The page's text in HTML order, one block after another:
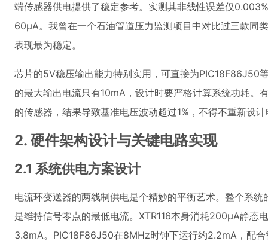
端传感器供电提供了稳定参考。实测其非线性误差仅
60μA。我曾在一个石油管道压力监测项目中对比过三款同
表现最为稳定。
芯片的5V稳压输出能力特别实用，可直接为PIC18F86J50
的最大输出电流只有10mA，设计时要严格计算系统功耗。
的传感器，结果导致基准电压波动超过1%，不得不重新设
2. 硬件架构设计与关键电路实现
2.1 系统供电方案设计
电流环变送器的两线制供电是个精妙的平衡艺术。整个系
是维持信号零点的最低电流。XTR116本身消耗200μA静态
3.8mA。PIC18F86J50在8MHz时钟下运行约2.2mA，配